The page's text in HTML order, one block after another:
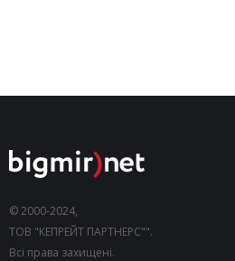
© 2000-2024,
ТОВ "КЕПРЕЙТ ПАРТНЕРС"".
Всі права захищені.